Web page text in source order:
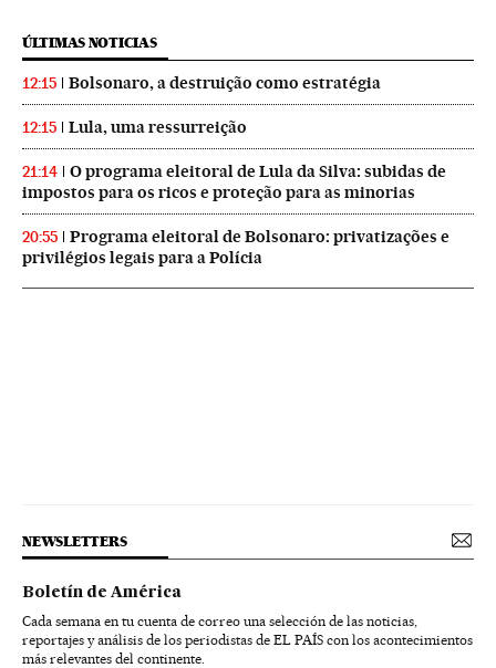
ÚLTIMAS NOTICIAS
12:15 Bolsonaro, a destruição como estratégia
12:15 Lula, uma ressurreição
21:14
O programa eleitoral de Lula da Silva: subidas de
impostos para os ricos e proteção para as minorias
20:55
Programa eleitoral de Bolsonaro: privatizações e
privilégios legais para a Polícia
NEWSLETTERS
Boletín de América
Cada semana en tu cuenta de correo una selección de las noticias,
reportajes y análisis de los periodistas de EL PAÍS con los acontecimientos
más relevantes del continente.